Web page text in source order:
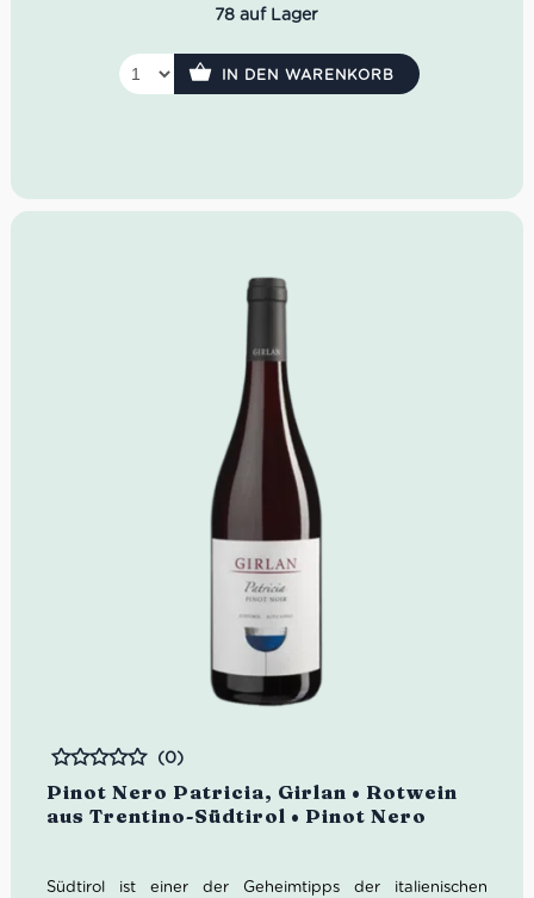
Geruch: Himbeere, Cassis, Rhabarber
Geschmack: saftig, animierend, lange anhaltend
78 auf Lager
IN DEN WARENKORB
Pinot Nero Patricia, Girlan • Rotwein
aus Trentino-Südtirol • Pinot Nero
Bewertet
(0)
Südtirol ist einer der Geheimtipps der italienischen